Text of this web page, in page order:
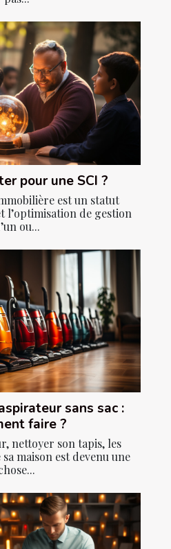
pour une SCI ?
est un statut
l’optimisation de gestion
ou...
sans sac :
faire ?
nettoyer son tapis, les
maison est devenu une